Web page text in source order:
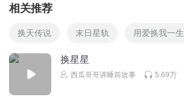
相关推荐
换天传说 末日星轨 用爱换我一生
换星星
西瓜哥哥讲睡前故事 5.69万